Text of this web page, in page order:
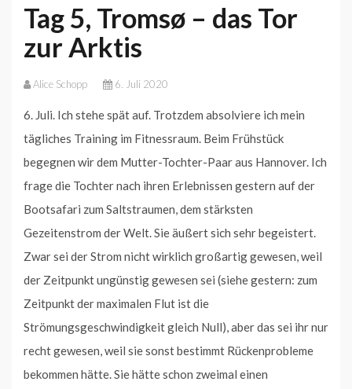
Tag 5, Tromsø – das Tor
zur Arktis
Alice Schopp 6. Juli 2020
6. Juli. Ich stehe spät auf. Trotzdem absolviere ich mein
tägliches Training im Fitnessraum. Beim Frühstück
begegnen wir dem Mutter-Tochter-Paar aus Hannover. Ich
frage die Tochter nach ihren Erlebnissen gestern auf der
Bootsafari zum Saltstraumen, dem stärksten
Gezeitenstrom der Welt. Sie äußert sich sehr begeistert.
Zwar sei der Strom nicht wirklich großartig gewesen, weil
der Zeitpunkt ungünstig gewesen sei (siehe gestern: zum
Zeitpunkt der maximalen Flut ist die
Strömungsgeschwindigkeit gleich Null), aber das sei ihr nur
recht gewesen, weil sie sonst bestimmt Rückenprobleme
bekommen hätte. Sie hätte schon zweimal einen